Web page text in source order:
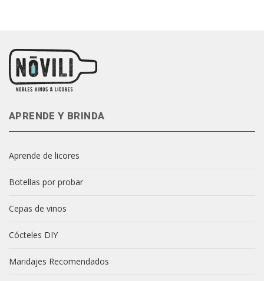
APRENDE Y BRINDA
Aprende de licores
Botellas por probar
Cepas de vinos
Cócteles DIY
Maridajes Recomendados